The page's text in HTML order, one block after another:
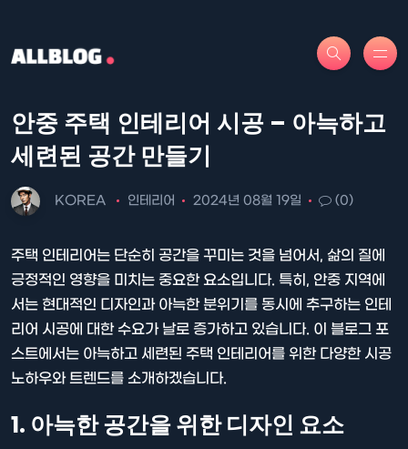
안중 주택 인테리어 시공 – 아늑하고
세련된 공간 만들기
KOREA 인테리어 2024년 08월 19일 (0)
주택 인테리어는 단순히 공간을 꾸미는 것을 넘어서, 삶의 질에
긍정적인 영향을 미치는 중요한 요소입니다. 특히, 안중 지역에
서는 현대적인 디자인과 아늑한 분위기를 동시에 추구하는 인테
리어 시공에 대한 수요가 날로 증가하고 있습니다. 이 블로그 포
스트에서는 아늑하고 세련된 주택 인테리어를 위한 다양한 시공
노하우와 트렌드를 소개하겠습니다.
1. 아늑한 공간을 위한 디자인 요소